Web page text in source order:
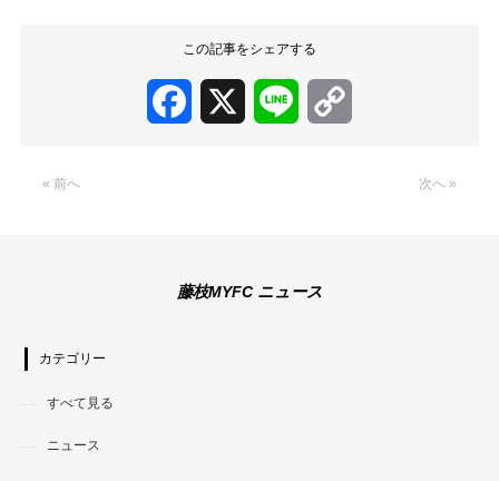
この記事をシェアする
Facebook Line
« 前へ 次へ »
藤枝MYFC ニュース
カテゴリー
すべて見る
ニュース